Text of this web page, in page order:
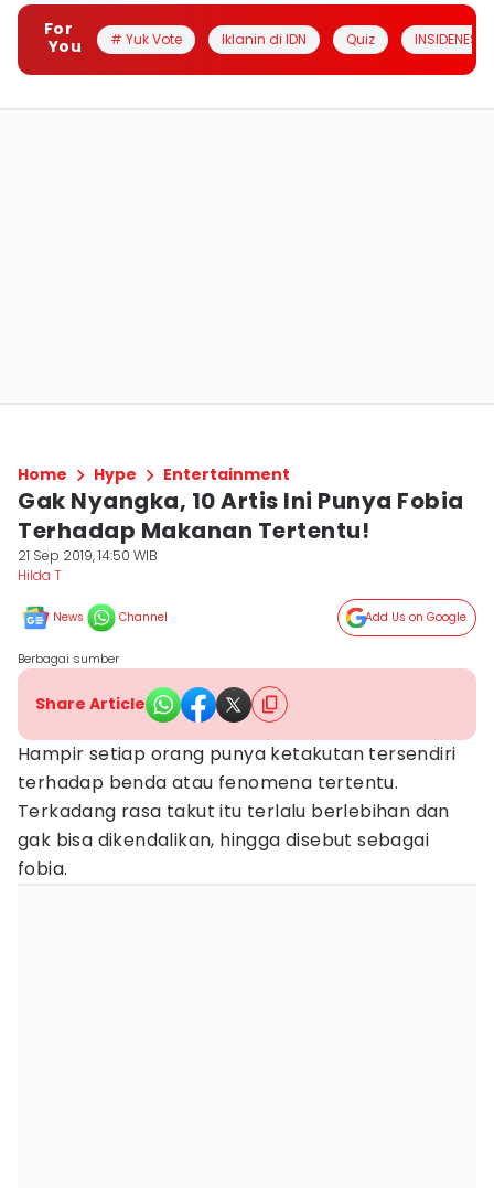
For
You
# Yuk Vote Iklanin di IDN Quiz INSIDENESIA
Home Hype Entertainment
Gak Nyangka, 10 Artis Ini Punya Fobia
Terhadap Makanan Tertentu!
21 Sep 2019, 14:50 WIB
Hilda T
News Channel Add Us on Google
Berbagai sumber
Share Article
Hampir setiap orang punya ketakutan tersendiri
terhadap benda atau fenomena tertentu.
Terkadang rasa takut itu terlalu berlebihan dan
gak bisa dikendalikan, hingga disebut sebagai
fobia.